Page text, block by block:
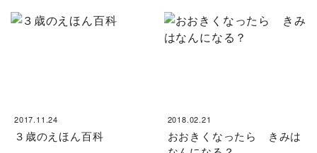
2017.11.24
３歳のえほん百科
2018.02.21
おおきくなったら きみは